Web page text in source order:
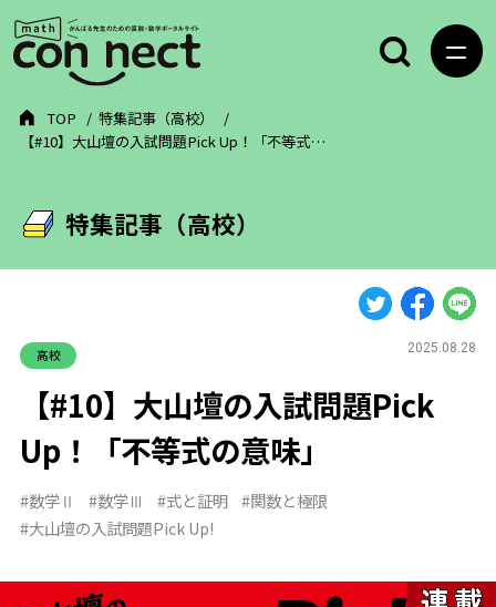
特集記事（高校）
TOP
特集記事（高校）
【#10】大山壇の入試問題Pick Up！「不等式…
高校 2025.08.28
【#10】大山壇の入試問題Pick
Up！「不等式の意味」
#数学Ⅱ #数学Ⅲ #式と証明 #関数と極限
#大山壇の入試問題Pick Up!